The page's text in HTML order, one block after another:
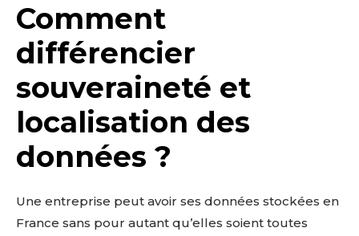
Comment
différencier
souveraineté et
localisation des
données ?
Une entreprise peut avoir ses données stockées en
France sans pour autant qu’elles soient toutes